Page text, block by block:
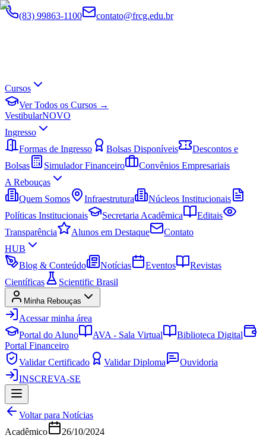
(83) 99863-1100 contato@frcg.edu.br
Cursos
Ver Todos os Cursos →
VestibularNOVO
Ingresso
Formas de Ingresso
Bolsas Disponíveis
Descontos e
Bolsas
Simulador Financeiro
Convênios Empresariais
A Rebouças
Quem Somos
Infraestrutura
Núcleos Institucionais
Políticas Institucionais
Secretaria Acadêmica
Editais
Transparência
Alunos em Destaque
Contato
HUB
Blog & Conteúdo
Notícias Eventos
Revistas
Científicas
Scientific Brasil
Minha Rebouças
Acessar minha área
Portal do Aluno
AVA - Sala Virtual
Biblioteca Digital
Portal Financeiro
Validar Certificado
Validar Diploma
Ouvidoria
INSCREVA-SE
Voltar para Notícias
Acadêmico
26/10/2024